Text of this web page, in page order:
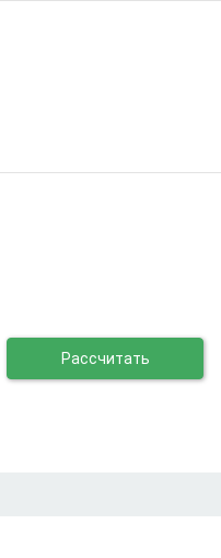
Рассчитать